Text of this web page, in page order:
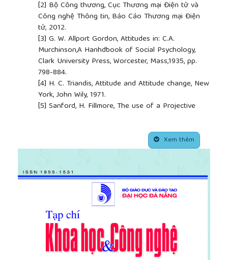
[2] Bộ Công thương, Cục Thương mại Điện tử và
Công nghệ Thông tin, Báo Cáo Thương mại Điện
tử, 2012.
[3] G. W. Allport Gordon, Attitudes in: C.A.
Murchinson,A Hanhdbook of Social Psychology,
Clark University Press, Worcester, Mass,1935, pp.
798-884.
[4] H. C. Triandis, Attitude and Attitude change, New
York, John Wily, 1971.
[5] Sanford, H. Fillmore, The use of a Projective
TS. Nguyễn Xuân Lãn, TS. Phạm Thị Lan Hương,
TS. Đường Liên Hà, 2010, Giáo trình Hành vi người
tiêu dùng, NXB Tài chính.
Xem thêm